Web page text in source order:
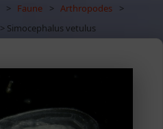
> Faune > Arthropodes
>
> Simocephalus vetulus